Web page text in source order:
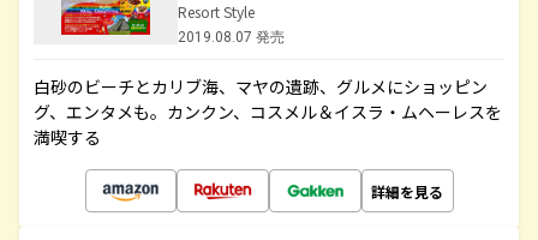
Resort Style
2019.08.07 発売
白砂のビーチとカリブ海、マヤの遺跡、グルメにショッピン
グ、エンタメも。カンクン、コスメル＆イスラ・ムヘーレスを
満喫する
詳細を見る